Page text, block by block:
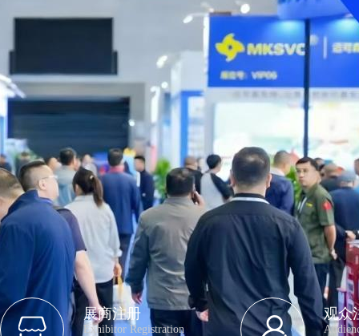
展商注册
Exhibitor Registration
观众